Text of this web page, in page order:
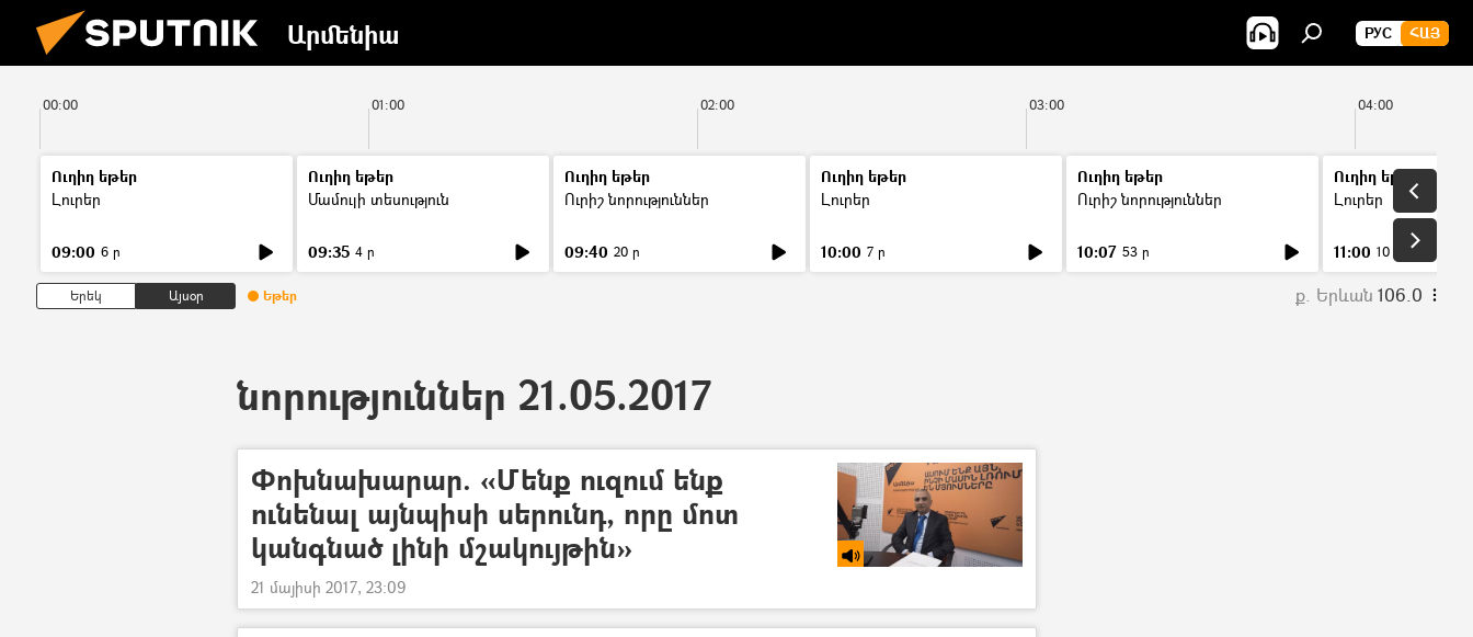
Արմենիա РУС ՀԱՅ
00:00 01:00 02:00 03:00 04:00
Ուղիղ եթեր
Լուրեր
09:00 6 ր
Ուղիղ եթեր
Մամուլի տեսություն
09:35 4 ր
Ուղիղ եթեր
Ուրիշ նորություններ
09:40 20 ր
Ուղիղ եթեր
Լուրեր
10:00 7 ր
Ուղիղ եթեր
Ուրիշ նորություններ
10:07 53 ր
Ուղիղ եթեր
Լուրեր
11:00 10 ր
Երեկ Այսօր Եթեր ք. Երևան 106.0
նորություններ 21.05.2017
Փոխնախարար. «Մենք ուզում ենք
ունենալ այնպիսի սերունդ, որը մոտ
կանգնած լինի մշակույթին»
21 մայիսի 2017, 23:09